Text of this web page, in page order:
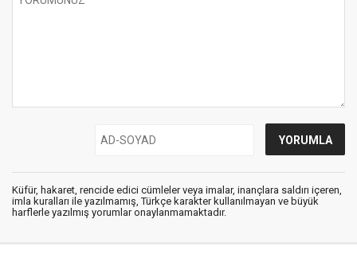
Küfür, hakaret, rencide edici cümleler veya imalar, inançlara saldırı içeren,
imla kuralları ile yazılmamış, Türkçe karakter kullanılmayan ve büyük
harflerle yazılmış yorumlar onaylanmamaktadır.